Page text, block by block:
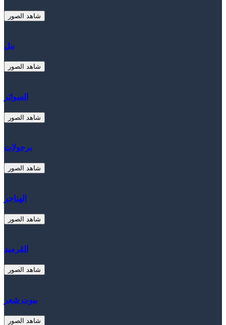
شاهد الصور
بنل
شاهد الصور
السواتر
شاهد الصور
برجولات
شاهد الصور
الهناجر
شاهد الصور
القرميد
شاهد الصور
بيوت شعر
شاهد الصور